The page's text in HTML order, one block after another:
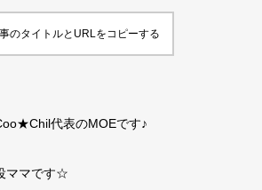
のタイトルとURLをコピーする
代表のMOEです♪
ママです☆